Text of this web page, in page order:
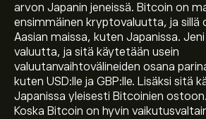
arvon Japanin jeneissä. Bitcoin on
ensimmäinen kryptovaluutta, ja sillä
Aasian maissa, kuten Japanissa.
valuutta, ja sitä käytetään usein
valuutanvaihtovälineiden osana
kuten USD:lle ja GBP:lle. Lisäksi sitä
Japanissa yleisesti Bitcoinien ostoon.
Koska Bitcoin on hyvin